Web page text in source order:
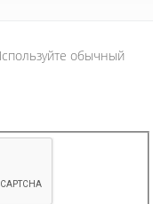
обычный